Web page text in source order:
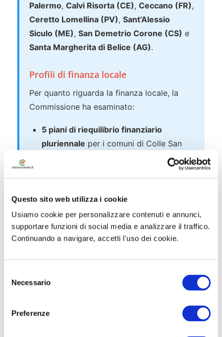
Questo sito web utilizza i cookie
Usiamo cookie per personalizzare contenuti e annunci,
supportare funzioni di social media e analizzare il traffico.
Continuando a navigare, accetti l'uso dei cookie.
Necessario
Preferenze
Palermo, Calvi Risorta (CE), Ceccano (FR),
Ceretto Lomellina (PV), Sant’Alessio
Siculo (ME), San Demetrio Corone (CS) e
Santa Margherita di Belice (AG).
Profili di finanza locale
Per quanto riguarda la finanza locale, la
Commissione ha esaminato:
5 piani di riequilibrio finanziario
pluriennale per i comuni di Colle San
Magno (FR), Aquino (FR), Portocannone
(CB), Paola (CS) e Urago D’Oglio (BS)
accordi con lo Stato dei comuni di
PotenzaeVibo Valentia
Piani di estinzione del disavanzoper i
📜 Storico Assunzioni COSFEL 2025